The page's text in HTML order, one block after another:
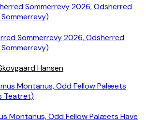
Sommerrevy 2026, Odsherred
Hansen
Montanus, Odd Fellow Palæets Have